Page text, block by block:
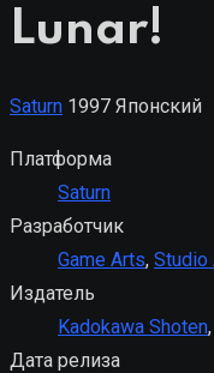
Lunar!
Saturn 1997 Японский
Платформа
Saturn
Разработчик
Game Arts, Studio
Издатель
Kadokawa Shoten
Дата релиза